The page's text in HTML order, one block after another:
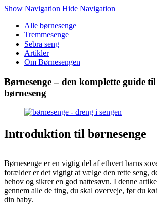
Show Navigation Hide Navigation
Alle børnesenge
Tremmesenge
Sebra seng
Artikler
Om Børnesengen
Børnesenge – den komplette guide
børneseng
Introduktion til børnesenge
Børnesenge er en vigtig del af ethvert barns
forælder er det vigtigt at vælge den rette seng,
behov og sikrer en god nattesøvn. I denne
gennem alle de ting, du skal overveje, før du
din baby.